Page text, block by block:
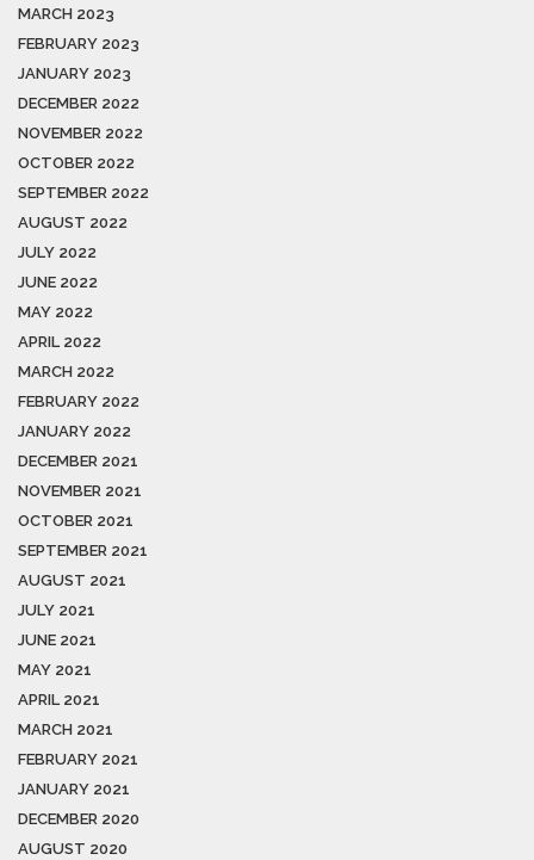
MARCH 2023
FEBRUARY 2023
JANUARY 2023
DECEMBER 2022
NOVEMBER 2022
OCTOBER 2022
SEPTEMBER 2022
AUGUST 2022
JULY 2022
JUNE 2022
MAY 2022
APRIL 2022
MARCH 2022
FEBRUARY 2022
JANUARY 2022
DECEMBER 2021
NOVEMBER 2021
OCTOBER 2021
SEPTEMBER 2021
AUGUST 2021
JULY 2021
JUNE 2021
MAY 2021
APRIL 2021
MARCH 2021
FEBRUARY 2021
JANUARY 2021
DECEMBER 2020
AUGUST 2020